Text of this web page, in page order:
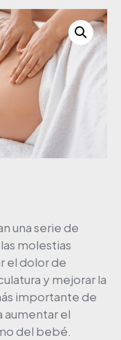
una serie de
molestias
el dolor de
y mejorar la
importante de
aumentar el
del bebé.